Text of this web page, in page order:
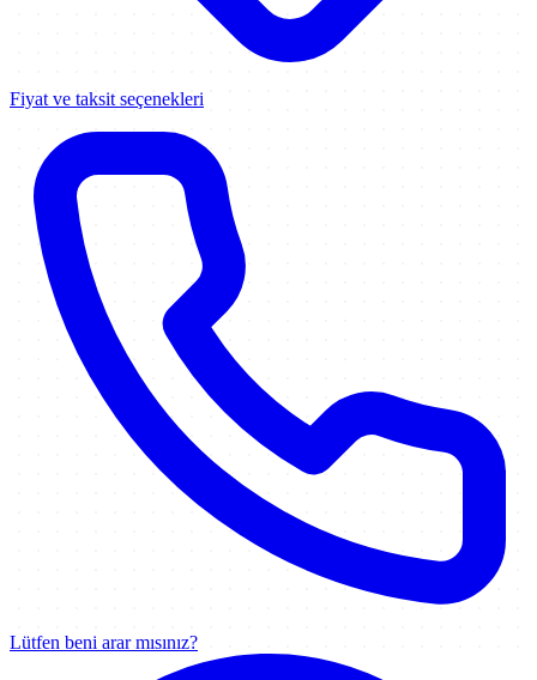
Fiyat ve taksit seçenekleri
Lütfen beni arar mısınız?